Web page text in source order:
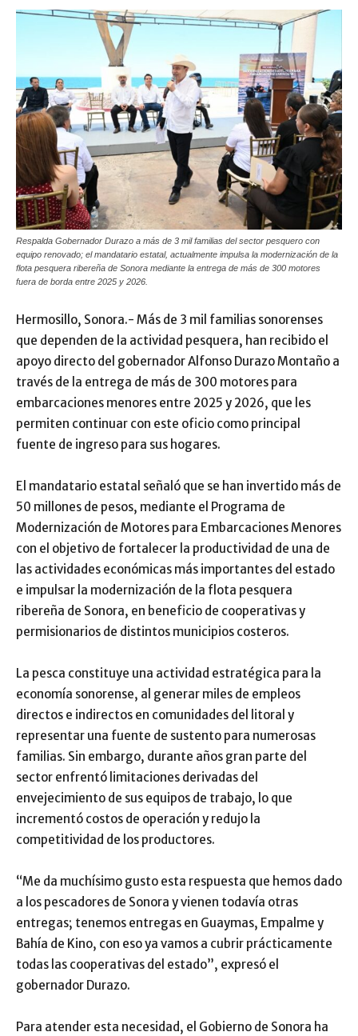
Respalda Gobernador Durazo a más de 3 mil familias del sector pesquero con
equipo renovado; el mandatario estatal, actualmente impulsa la modernización de la
flota pesquera ribereña de Sonora mediante la entrega de más de 300 motores
fuera de borda entre 2025 y 2026.
Hermosillo, Sonora.- Más de 3 mil familias sonorenses
que dependen de la actividad pesquera, han recibido el
apoyo directo del gobernador Alfonso Durazo Montaño a
través de la entrega de más de 300 motores para
embarcaciones menores entre 2025 y 2026, que les
permiten continuar con este oficio como principal
fuente de ingreso para sus hogares.
El mandatario estatal señaló que se han invertido más de
50 millones de pesos, mediante el Programa de
Modernización de Motores para Embarcaciones Menores
con el objetivo de fortalecer la productividad de una de
las actividades económicas más importantes del estado
e impulsar la modernización de la flota pesquera
ribereña de Sonora, en beneficio de cooperativas y
permisionarios de distintos municipios costeros.
La pesca constituye una actividad estratégica para la
economía sonorense, al generar miles de empleos
directos e indirectos en comunidades del litoral y
representar una fuente de sustento para numerosas
familias. Sin embargo, durante años gran parte del
sector enfrentó limitaciones derivadas del
envejecimiento de sus equipos de trabajo, lo que
incrementó costos de operación y redujo la
competitividad de los productores.
“Me da muchísimo gusto esta respuesta que hemos dado
a los pescadores de Sonora y vienen todavía otras
entregas; tenemos entregas en Guaymas, Empalme y
Bahía de Kino, con eso ya vamos a cubrir prácticamente
todas las cooperativas del estado”, expresó el
gobernador Durazo.
Para atender esta necesidad, el Gobierno de Sonora ha